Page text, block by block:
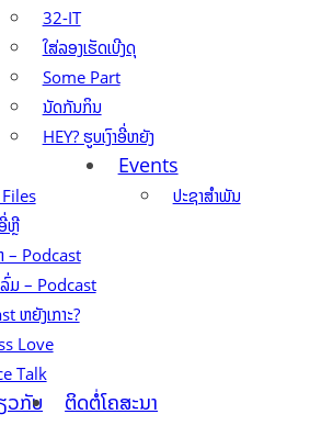
32-IT
ໃສ່ລອງເຮັດເບີງດຸ
Some Part
ນັດກັນກິນ
HEY? ຮູບເງົາອີ່ຫຍັງ
ຫຼີ
– Podcast
ມ – Podcast
ຫຍັງເກາະ?
Love
Talk
Events
ປະຊາສຳພັນ
ວກັບ ຕິດຕໍ່ໂຄສະນາ